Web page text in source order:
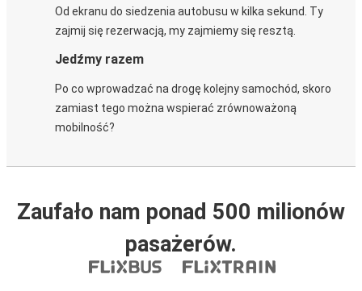
Od ekranu do siedzenia autobusu w kilka sekund. Ty
zajmij się rezerwacją, my zajmiemy się resztą.
Jedźmy razem
Po co wprowadzać na drogę kolejny samochód, skoro
zamiast tego można wspierać zrównoważoną
mobilność?
Zaufało nam ponad 500 milionów
pasażerów.